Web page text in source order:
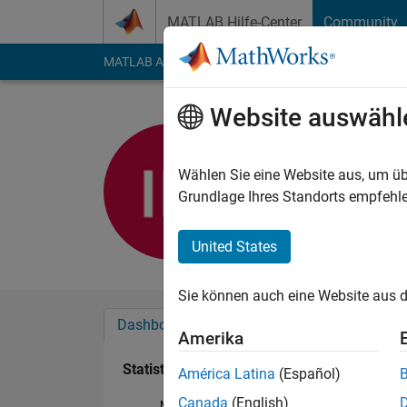
MATLAB Hilfe-Center Community
MATLAB Answers File Exchange Cody
Last seen: 5 Monate
Followers:0
Dashboard
Statistik
Website
Wählen Sie eine Website aus, um
Grundlage Ihres Standorts
United States
Sie können auch eine Website aus
Amerika
América Latina (Español)
Canada (English)